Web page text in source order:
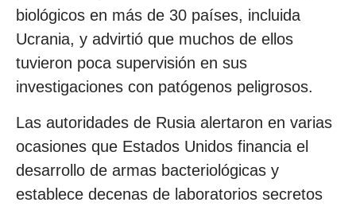
biológicos en más de 30 países, incluida
Ucrania, y advirtió que muchos de ellos
tuvieron poca supervisión en sus
investigaciones con patógenos peligrosos.
Las autoridades de Rusia alertaron en varias
ocasiones que Estados Unidos financia el
desarrollo de armas bacteriológicas y
establece decenas de laboratorios secretos